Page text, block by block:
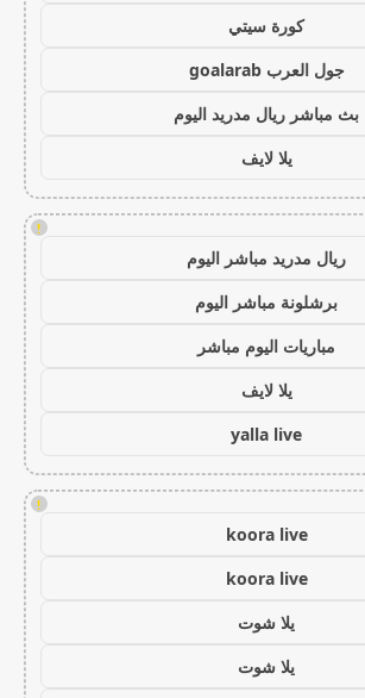
كورة سيتي
جول العرب goalarab
بث مباشر ريال مدريد اليوم
يلا لايف
!
ريال مدريد مباشر اليوم
برشلونة مباشر اليوم
مباريات اليوم مباشر
يلا لايف
yalla live
!
koora live
koora live
يلا شوت
يلا شوت